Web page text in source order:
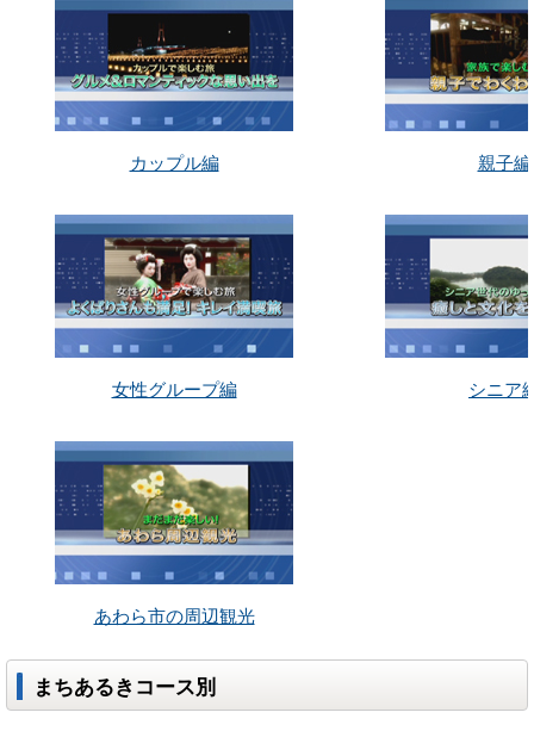
カップル編 親子編
女性グループ編 シニア
あわら市の周辺観光
まちあるきコース別